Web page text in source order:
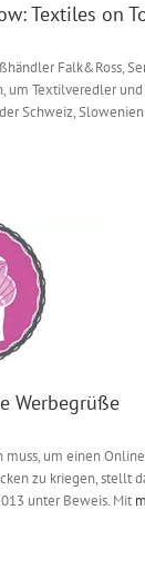
Textiles on
Falk&Ross,
um Textilveredler
Schweiz,
Werbegrüße
muss, um einen
zu kriegen, stellt
unter Beweis. Mit